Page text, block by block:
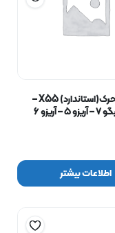
یاتاقان متحرک(استاندارد) X55 –
اطلاعات بیشتر